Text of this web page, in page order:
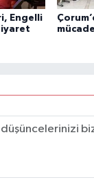
Engelli